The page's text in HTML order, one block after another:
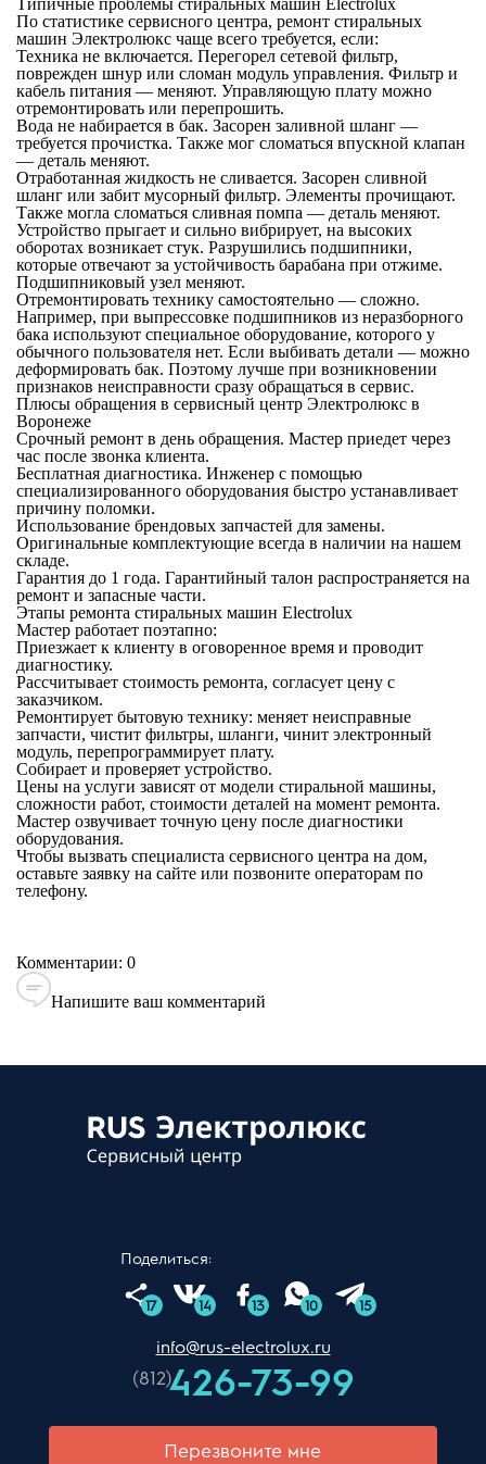
Типичные проблемы стиральных машин Electrolux
По статистике сервисного центра, ремонт стиральных
машин Электролюкс чаще всего требуется, если:
Техника не включается. Перегорел сетевой фильтр,
поврежден шнур или сломан модуль управления. Фильтр и
кабель питания — меняют. Управляющую плату можно
отремонтировать или перепрошить.
Вода не набирается в бак. Засорен заливной шланг —
требуется прочистка. Также мог сломаться впускной клапан
— деталь меняют.
Отработанная жидкость не сливается. Засорен сливной
шланг или забит мусорный фильтр. Элементы прочищают.
Также могла сломаться сливная помпа — деталь меняют.
Устройство прыгает и сильно вибрирует, на высоких
оборотах возникает стук. Разрушились подшипники,
которые отвечают за устойчивость барабана при отжиме.
Подшипниковый узел меняют.
Отремонтировать технику самостоятельно — сложно.
Например, при выпрессовке подшипников из неразборного
бака используют специальное оборудование, которого у
обычного пользователя нет. Если выбивать детали — можно
деформировать бак. Поэтому лучше при возникновении
признаков неисправности сразу обращаться в сервис.
Плюсы обращения в сервисный центр Электролюкс в
Воронеже
Срочный ремонт в день обращения. Мастер приедет через
час после звонка клиента.
Бесплатная диагностика. Инженер с помощью
специализированного оборудования быстро устанавливает
причину поломки.
Использование брендовых запчастей для замены.
Оригинальные комплектующие всегда в наличии на нашем
складе.
Гарантия до 1 года. Гарантийный талон распространяется на
ремонт и запасные части.
Этапы ремонта стиральных машин Electrolux
Мастер работает поэтапно:
Приезжает к клиенту в оговоренное время и проводит
диагностику.
Рассчитывает стоимость ремонта, согласует цену с
заказчиком.
Ремонтирует бытовую технику: меняет неисправные
запчасти, чистит фильтры, шланги, чинит электронный
модуль, перепрограммирует плату.
Собирает и проверяет устройство.
Цены на услуги зависят от модели стиральной машины,
сложности работ, стоимости деталей на момент ремонта.
Мастер озвучивает точную цену после диагностики
оборудования.
Чтобы вызвать специалиста сервисного центра на дом,
оставьте заявку на сайте или позвоните операторам по
телефону.
Комментарии: 0
Напишите ваш комментарий
Поделиться:
17 14 13 10 15
info@rus-electrolux.ru
(812)426-73-99
Перезвоните мне